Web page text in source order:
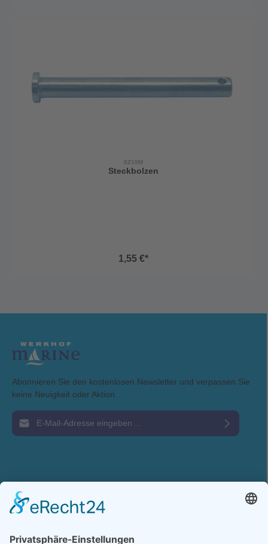
8219M
Steckbolzen
1,55 €*
Abonnieren Sie den kostenlosen Newsletter und verpassen Sie
keine Neuigkeit oder Aktion.
E-Mail-Adresse*
Service-Hotline